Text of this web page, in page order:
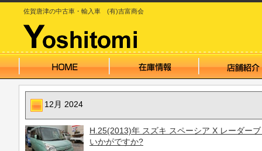
佐賀唐津の中古車・輸入車 (有)吉富商会
12月 2024
H.25(2013)年 スズキ スペーシア X レーダー
いかがですか?